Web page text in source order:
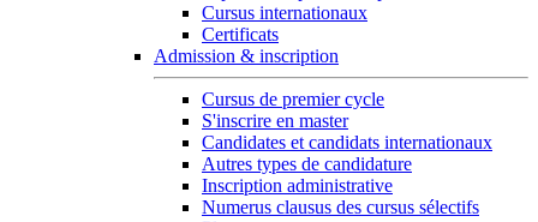
Cursus internationaux
Certificats
Admission & inscription
Cursus de premier cycle
S'inscrire en master
Candidates et candidats internationaux
Autres types de candidature
Inscription administrative
Numerus clausus des cursus sélectifs